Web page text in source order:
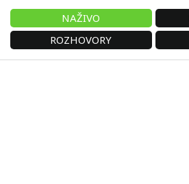
NAŽIVO
ROZHOVORY